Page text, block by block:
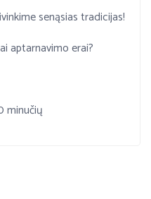
senąsias tradicijas!
aptarnavimo erai?
minučių